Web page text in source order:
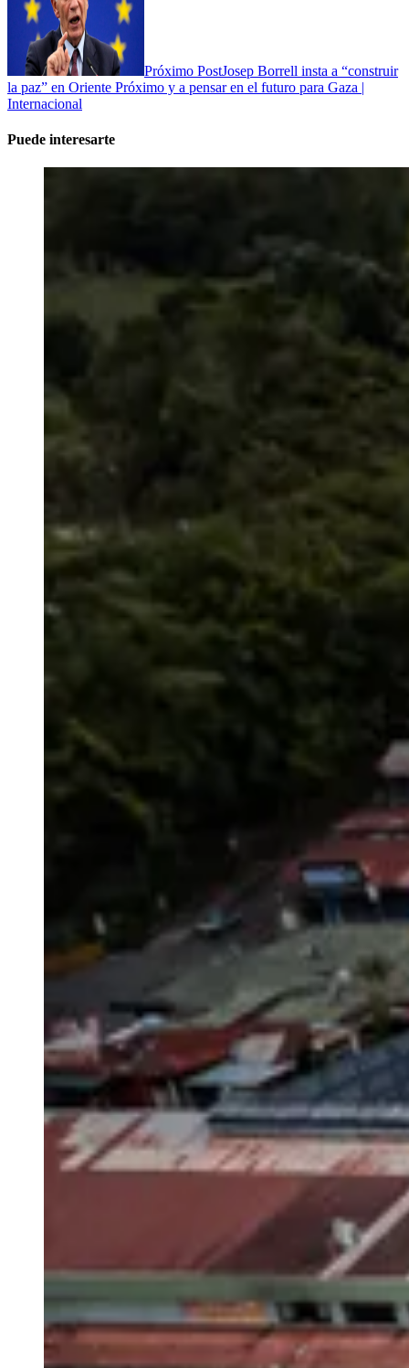
Próximo PostJosep Borrell insta a “construir
la paz” en Oriente Próximo y a pensar en el futuro para Gaza |
Internacional
Puede interesarte